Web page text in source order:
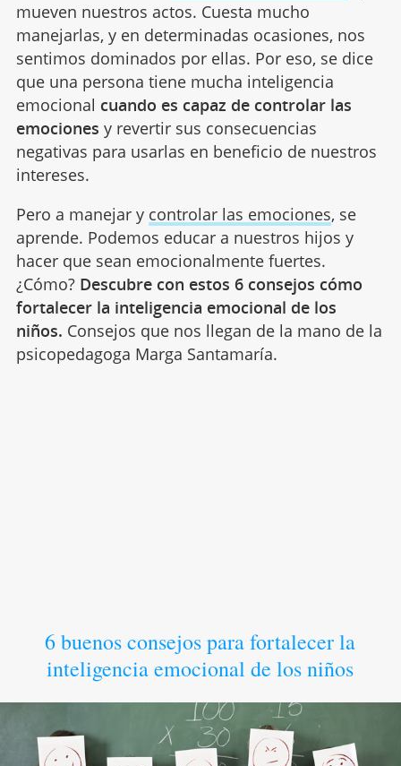
mueven nuestros actos. Cuesta mucho
manejarlas, y en determinadas ocasiones, nos
sentimos dominados por ellas. Por eso, se dice
que una persona tiene mucha inteligencia
emocional cuando es capaz de controlar las
emociones y revertir sus consecuencias
negativas para usarlas en beneficio de nuestros
intereses.
Pero a manejar y controlar las emociones, se
aprende. Podemos educar a nuestros hijos y
hacer que sean emocionalmente fuertes.
¿Cómo?Descubre con estos 6 consejos cómo
fortalecer la inteligencia emocional de los
niños. Consejos que nos llegan de la mano de la
psicopedagoga Marga Santamaría.
6 buenos consejos para fortalecer la
inteligencia emocional de los niños